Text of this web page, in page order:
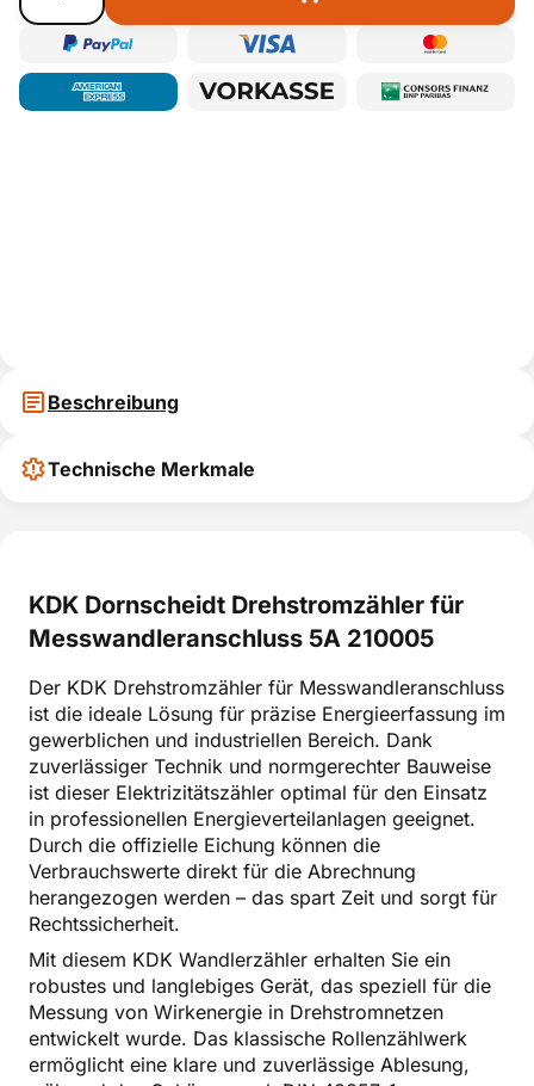
Beschreibung
Technische Merkmale
KDK Dornscheidt Drehstromzähler für
Messwandleranschluss 5A 210005
Der KDK Drehstromzähler für Messwandleranschluss
ist die ideale Lösung für präzise Energieerfassung im
gewerblichen und industriellen Bereich. Dank
zuverlässiger Technik und normgerechter Bauweise
ist dieser Elektrizitätszähler optimal für den Einsatz
in professionellen Energieverteilanlagen geeignet.
Durch die offizielle Eichung können die
Verbrauchswerte direkt für die Abrechnung
herangezogen werden – das spart Zeit und sorgt für
Rechtssicherheit.
Mit diesem KDK Wandlerzähler erhalten Sie ein
robustes und langlebiges Gerät, das speziell für die
Messung von Wirkenergie in Drehstromnetzen
entwickelt wurde. Das klassische Rollenzählwerk
ermöglicht eine klare und zuverlässige Ablesung,